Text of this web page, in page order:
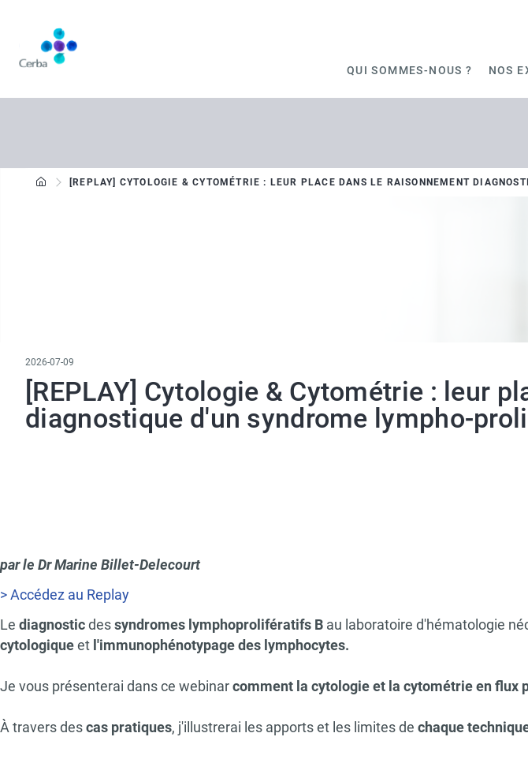
principal
QUI SOMMES-NOUS ? NOS
[REPLAY] CYTOLOGIE & CYTOMÉTRIE : LEUR PLACE DANS LE RAISONNEMENT
2026-07-09
[REPLAY] Cytologie & Cytométrie : leur
diagnostique d'un syndrome lympho-
par le Dr Marine Billet-Delecourt
> Accédez au Replay
Le diagnosticdessyndromes lymphoprolifératifs B au laboratoire d'hématologie
cytologiqueet l'immunophénotypage des lymphocytes.
Je vous présenterai dans ce webinarcomment la cytologie et la cytométrie en flux
À travers descas pratiques, j'illustrerai les apports et les limites de chaque